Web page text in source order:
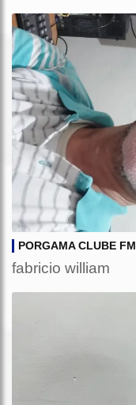
PORGAMA CLUBE FM
fabricio william